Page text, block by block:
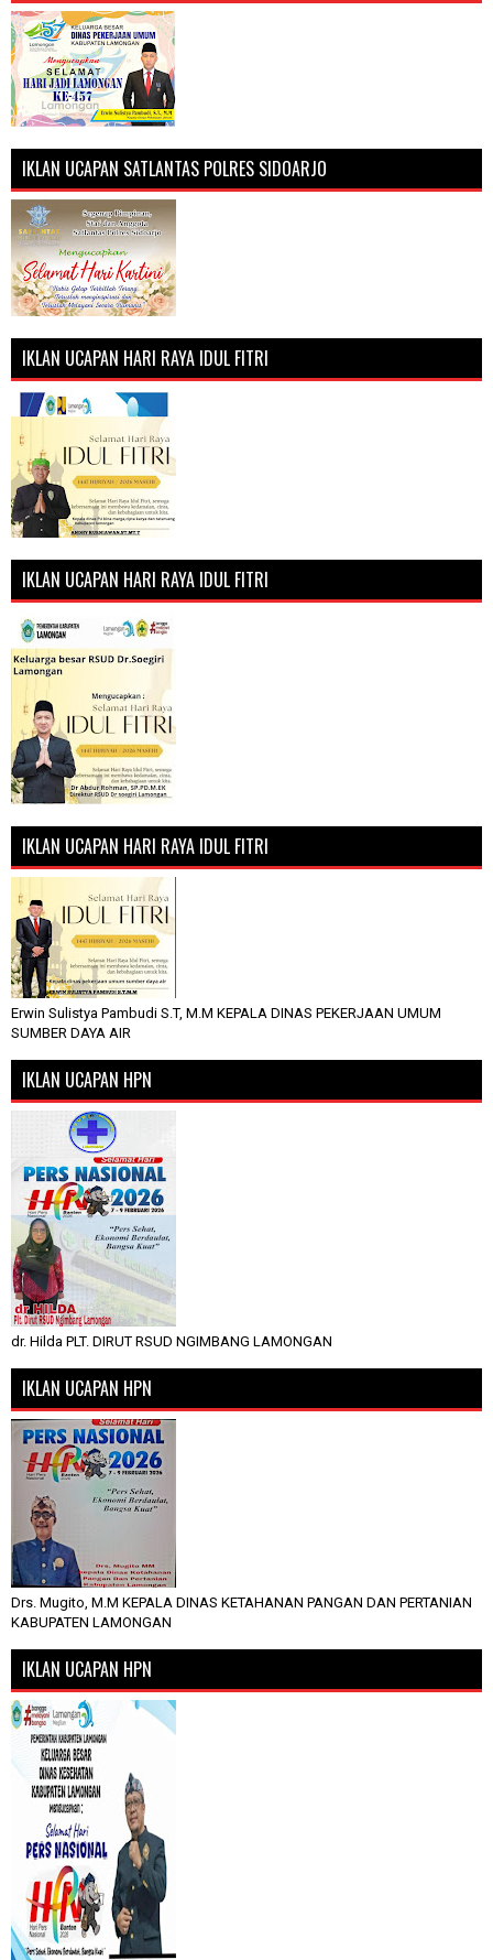
IKLAN UCAPAN SATLANTAS POLRES SIDOARJO
IKLAN UCAPAN HARI RAYA IDUL FITRI
IKLAN UCAPAN HARI RAYA IDUL FITRI
IKLAN UCAPAN HARI RAYA IDUL FITRI
Erwin Sulistya Pambudi S.T, M.M KEPALA DINAS PEKERJAAN UMUM
SUMBER DAYA AIR
IKLAN UCAPAN HPN
dr. Hilda PLT. DIRUT RSUD NGIMBANG LAMONGAN
IKLAN UCAPAN HPN
Drs. Mugito, M.M KEPALA DINAS KETAHANAN PANGAN DAN PERTANIAN
KABUPATEN LAMONGAN
IKLAN UCAPAN HPN